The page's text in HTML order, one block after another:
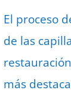
El proceso
de las
más